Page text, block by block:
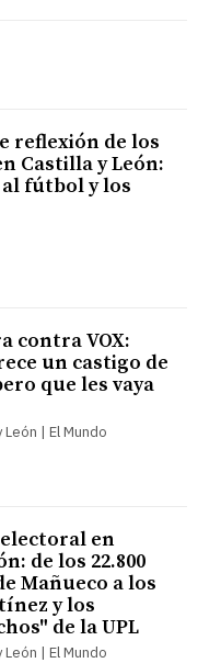
reflexión de los
Castilla y León:
fútbol y los
contra VOX:
un castigo de
que les vaya
| El Mundo
en
de los 22.800
Mañueco a los
y los
de la UPL
| El Mundo